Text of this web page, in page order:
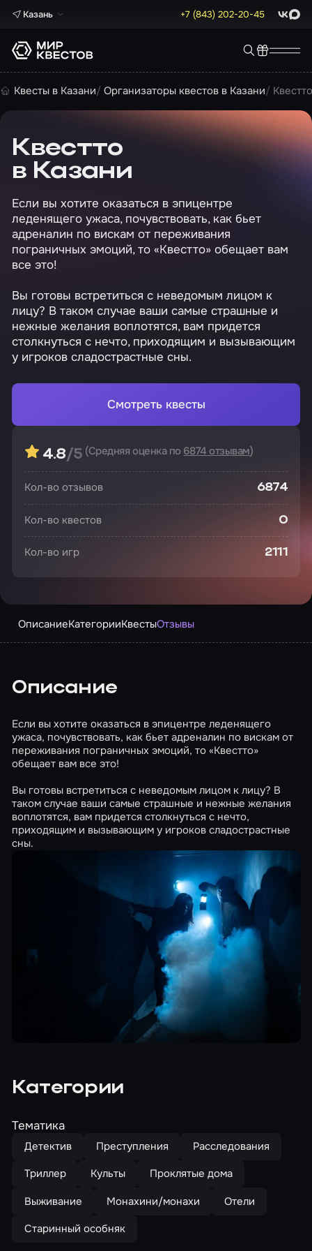
Казань +7 (843) 202-20-45 Max
Квесты в Казани Организаторы квестов в Казани
Квестто
в Казани
Если вы хотите оказаться в эпицентре
леденящего ужаса, почувствовать, как бьет
адреналин по вискам от переживания
пограничных эмоций, то «Квестто» обещает вам
все это!
Вы готовы встретиться с неведомым лицом к
лицу? В таком случае ваши самые страшные и
нежные желания воплотятся, вам придется
столкнуться с нечто, приходящим и вызывающим
у игроков сладострастные сны.
Смотреть квесты
4.8/5 (Средняя оценка по 6874 отзывам)
Кол-во отзывов 6874
Кол-во квестов 0
Кол-во игр 2111
ОписаниеКатегорииКвестыОтзывы
Описание
Если вы хотите оказаться в эпицентре леденящего
ужаса, почувствовать, как бьет адреналин по вискам от
переживания пограничных эмоций, то «Квестто»
обещает вам все это!
Вы готовы встретиться с неведомым лицом к лицу? В
таком случае ваши самые страшные и нежные желания
воплотятся, вам придется столкнуться с нечто,
приходящим и вызывающим у игроков сладострастные
сны.
Категории
Тематика
Детектив Преступления
Расследования
Триллер
Культы
Проклятые дома
Выживание
Монахини/монахи
Отели
Старинный особняк